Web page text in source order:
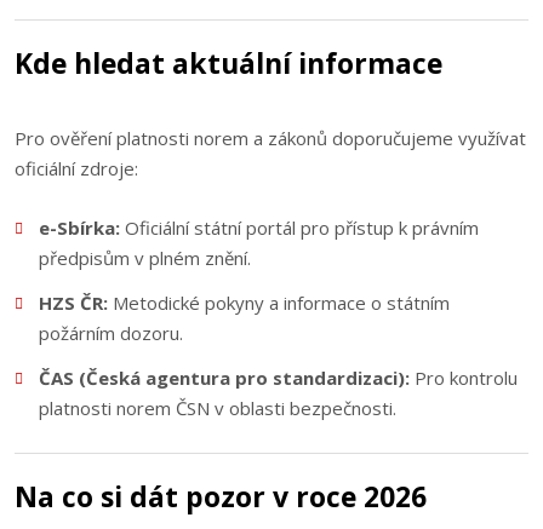
Kde hledat aktuální informace
Pro ověření platnosti norem a zákonů doporučujeme využívat
oficiální zdroje:
e-Sbírka:Oficiální státní portál pro přístup k právním
předpisům v plném znění.
HZS ČR:Metodické pokyny a informace o státním
požárním dozoru.
ČAS (Česká agentura pro standardizaci):Pro kontrolu
platnosti norem ČSN v oblasti bezpečnosti.
Na co si dát pozor v roce 2026